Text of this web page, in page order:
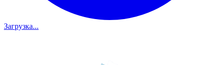
Загрузка...